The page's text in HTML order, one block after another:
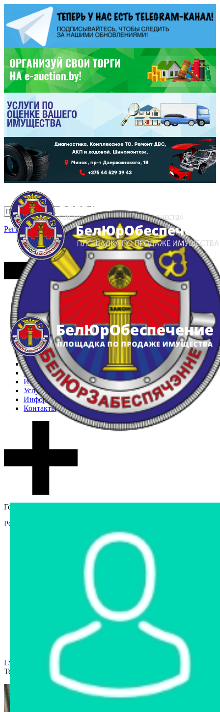
Регистрация Вход
Главная
Арестованное имущество
Реестр несостоявшихся торгов
Реестр переоценок
Частное имущество
Государственное имущество
Интернет-магазин
Интернет-витрина
Услуги
Информация
Контакты
Гостевой доступ
Регистрация
Интернет-магазин
Интернет-витрина
Арестованное имущество
Реестр несостоявшихся торгов
Реестр переоценок
Государственное имущество
Главная страница
Телевизор LG